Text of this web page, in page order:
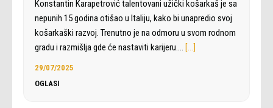
Konstantin Karapetrović talentovani užički košarkaš je sa
nepunih 15 godina otišao u Italiju, kako bi unapredio svoj
košarkaški razvoj. Trenutno je na odmoru u svom rodnom
gradu i razmišlja gde će nastaviti karijeru.… […]
29/07/2025
OGLASI